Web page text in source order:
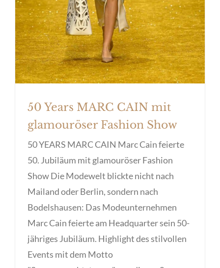
50 Years MARC CAIN mit
glamouröser Fashion Show
50 YEARS MARC CAIN Marc Cain feierte
50. Jubiläum mit glamouröser Fashion
Show Die Modewelt blickte nicht nach
Mailand oder Berlin, sondern nach
Bodelshausen: Das Modeunternehmen
Marc Cain feierte am Headquarter sein 50-
jähriges Jubiläum. Highlight des stilvollen
Events mit dem Motto